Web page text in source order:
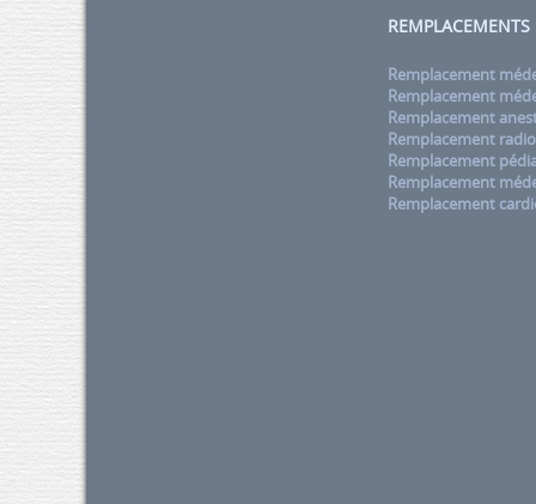
REMPLACEMENTS
Remplacement
Remplacement
Remplacement
Remplacement
Remplacement
Remplacement
Remplacement